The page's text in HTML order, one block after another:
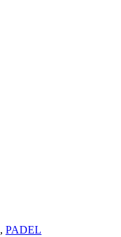
, PADEL